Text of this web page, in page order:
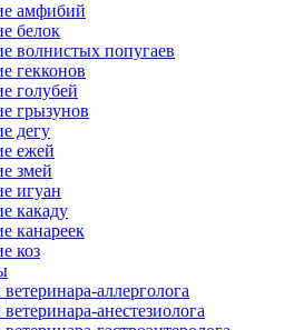
амфибий
белок
волнистых попугаев
гекконов
голубей
грызунов
дегу
ежей
змей
игуан
какаду
канареек
коз
аллерголога
анестезиолога